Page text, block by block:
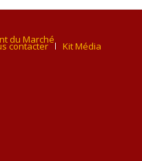
du Marché
contacter Kit Média